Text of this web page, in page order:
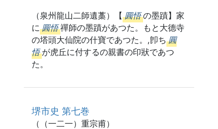
（泉州龍山二師遺藁）【 圓悟 の墨蹟】家
に 圓悟 禪師の墨蹟があつた。もと大德寺
の塔頭大仙院の什寶であつた。,卽ち 圓
悟 が虎丘に付するの親書の印狀であつ
た。
堺市史 第七巻
（（一二一）重宗甫）